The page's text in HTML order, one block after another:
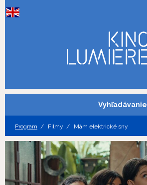
Vyhľadávanie
Program Filmy Mám elektrické sny